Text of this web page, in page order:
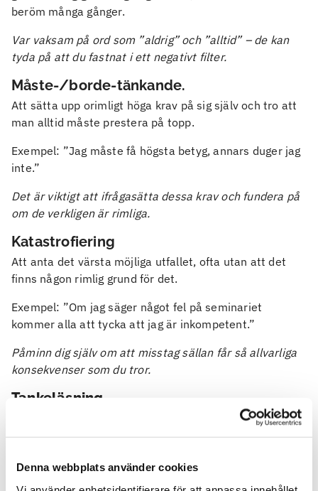
Denna webbplats använder cookies
beröm många gånger.
Var vaksam på ord som ”aldrig” och ”alltid” – de kan
tyda på att du fastnat i ett negativt filter.
Måste-/borde-tänkande.
Att sätta upp orimligt höga krav på sig själv och tro att
man alltid måste prestera på topp.
Exempel: ”Jag måste få högsta betyg, annars duger jag
inte.”
Det är viktigt att ifrågasätta dessa krav och fundera på
om de verkligen är rimliga.
Katastrofiering
Att anta det värsta möjliga utfallet, ofta utan att det
finns någon rimlig grund för det.
Exempel: ”Om jag säger något fel på seminariet
kommer alla att tycka att jag är inkompetent.”
Påminn dig själv om att misstag sällan får så allvarliga
konsekvenser som du tror.
Tankeläsning
Att anta att man vet vad andra tänker, ofta med en
negativ tolkning.
Exempel: Du möter en bekant på gatan som inte hälsar